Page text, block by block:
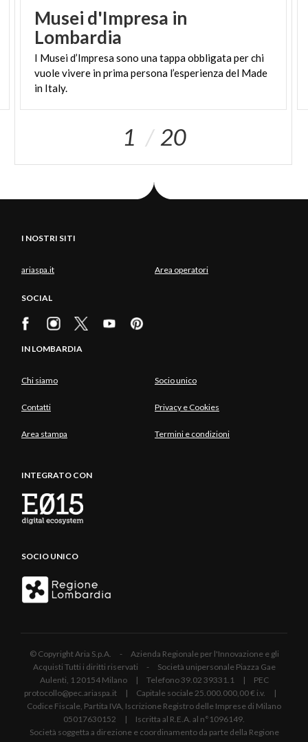
Musei d'Impresa in
Lombardia
I Musei d’Impresa sono una tappa obbligata per chi
vuole vivere in prima persona l’esperienza del Made
in Italy.
1 20
I NOSTRI SITI
ariaspa.it Area operatori
SOCIAL
IN LOMBARDIA
Chi siamo Socio unico
Contatti Privacy e Cookies
Area stampa Termini e condizioni
INTEGRATO CON
SOCIO UNICO
© Copyright Aria S.p.A. - Azienda Regionale per l'Innovazione e gli
Acquisti Tutti i diritti riservati - Società unipersonale Piazza Gae
Aulenti, 1 20154 Milano | Telefono 39.02 39331.1 | PEC
protocollo@pec.ariaspa.it | Capitale sociale 25.000.000,00 € i.v. |
Codice Fiscale, Partita IVA, Iscrizione Registro delle Imprese di Milano
05017630152 | Iscritta al R.E.A. al n°1096149.
Società soggetta a direzione e coordinamento da parte della Regione